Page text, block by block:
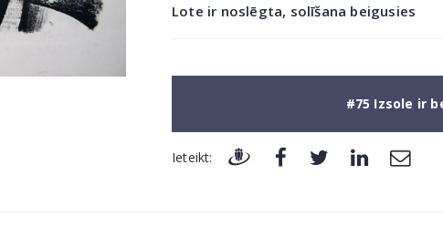
Lote ir noslēgta, solīšana beigusies
#75 Izsole ir
Ieteikt: